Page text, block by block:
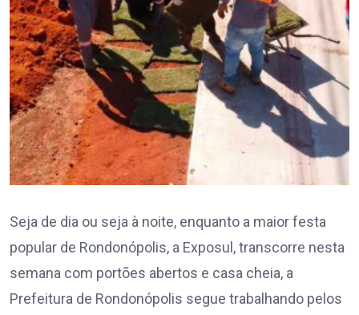
Seja de dia ou seja à noite, enquanto a maior festa
popular de Rondonópolis, a Exposul, transcorre nesta
semana com portões abertos e casa cheia, a
Prefeitura de Rondonópolis segue trabalhando pelos